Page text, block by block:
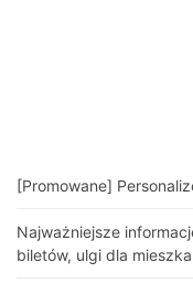
[Promowane]
Najważniejsze
biletów, ulgi dla